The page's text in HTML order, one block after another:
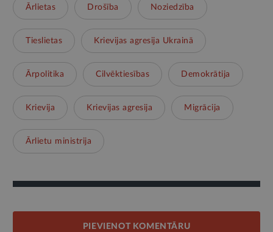
Ārlietas Drošība Noziedzība
Tieslietas Krievijas agresija Ukrainā
Ārpolitika Cilvēktiesības Demokrātija
Krievija Krievijas agresija Migrācija
Ārlietu ministrija
PIEVIENOT KOMENTĀRU